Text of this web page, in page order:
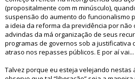
(propositalmente com m minúsculo),
suspensão do aumento do funcionalismo
a ideia da reforma da previdência por não
advindas da má organização de seus
programas de governos sob a justificativa
atraso nos repasses públicos. E por aí vai...
Talvez porque eu esteja velejando nestas